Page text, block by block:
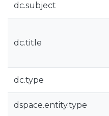
dc.subject
dc.title
dc.type
dspace.entity.type